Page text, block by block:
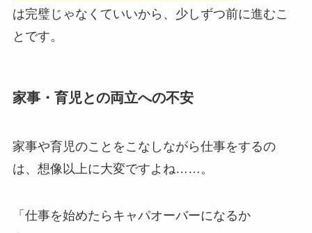
は完璧じゃなくていいから、少しずつ前に進むこ
とです。
家事・育児との両立への不安
家事や育児のことをこなしながら仕事をするの
は、想像以上に大変ですよね……。
「仕事を始めたらキャパオーバーになるか